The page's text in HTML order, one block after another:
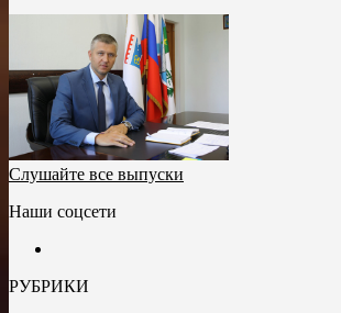
Слушайте все выпуски
Наши соцсети
РУБРИКИ